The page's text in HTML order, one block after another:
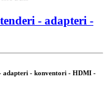
- adapteri -
adapteri - konventori - HDMI -